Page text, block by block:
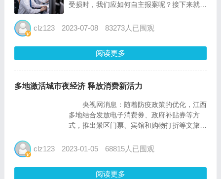
受损时，我们应如何自主报案呢？接下来就简
险报案流程 报案（报保险公司和交警）
（在保险核定损失金额内维...
clz123 2023-07-08 83273人已围观
阅读更多
多地激活城市夜经济 释放消费新活力
央视网消息：随着防疫政策的优化，江西
多地结合发放电子消费券、政府补贴券等方
式，推出景区门票、宾馆和购物打折等文旅消
拉动消费持续回暖。 晚上6点半，在江西
逛古城赏民俗的...
clz123 2023-01-05 68815人已围观
阅读更多